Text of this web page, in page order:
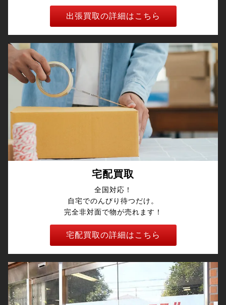
出張買取の詳細はこちら
宅配買取
全国対応！
自宅でのんびり待つだけ。
完全非対面で物が売れます！
宅配買取の詳細はこちら